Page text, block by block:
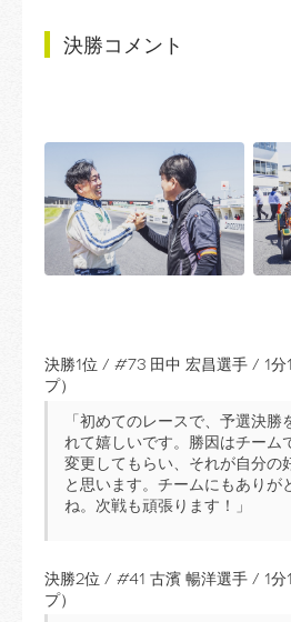
決勝コメント
決勝1位 / #73 田中 宏昌選手 / 1分
プ）
「初めてのレースで、予選決勝
れて嬉しいです。勝因はチーム
変更してもらい、それが自分の
と思います。チームにもありが
ね。次戦も頑張ります！」
決勝2位 / #41 古濱 暢洋選手 / 1分
プ）